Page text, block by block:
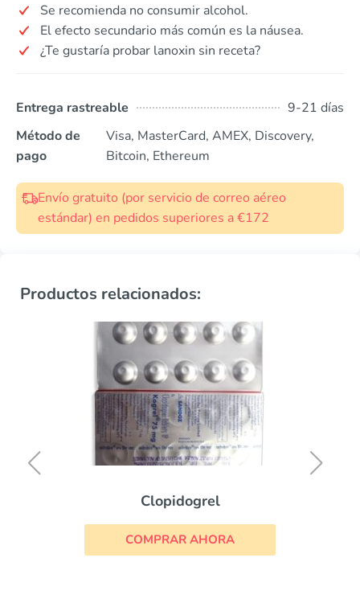
Se recomienda no consumir alcohol.
El efecto secundario más común es la náusea.
¿Te gustaría probar lanoxin sin receta?
Entrega rastreable
9-21 días
Método de
pago
Visa, MasterCard, AMEX, Discovery,
Bitcoin, Ethereum
Envío gratuito (por servicio de correo aéreo
estándar) en pedidos superiores a €172
Productos relacionados:
Clopidogrel
COMPRAR AHORA